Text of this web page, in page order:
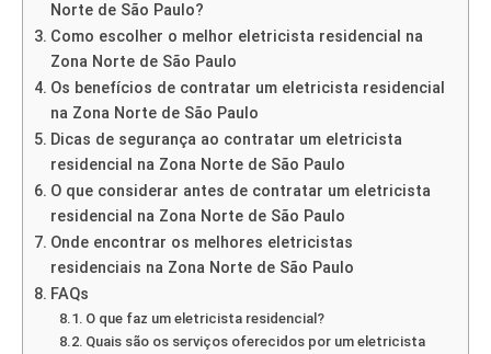
Norte de São Paulo?
Como escolher o melhor eletricista residencial na
Zona Norte de São Paulo
Os benefícios de contratar um eletricista residencial
na Zona Norte de São Paulo
Dicas de segurança ao contratar um eletricista
residencial na Zona Norte de São Paulo
O que considerar antes de contratar um eletricista
residencial na Zona Norte de São Paulo
Onde encontrar os melhores eletricistas
residenciais na Zona Norte de São Paulo
FAQs
O que faz um eletricista residencial?
Quais são os serviços oferecidos por um eletricista